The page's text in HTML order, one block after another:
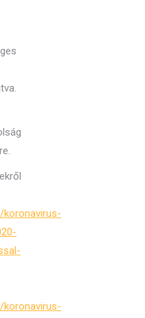
koronavirus-
koronavirus-